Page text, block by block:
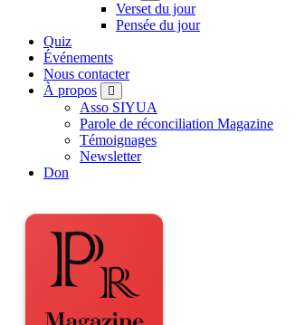
Verset du jour
Pensée du jour
Quiz
Événements
Nous contacter
À propos
Asso SIYUA
Parole de réconciliation Magazine
Témoignages
Newsletter
Don